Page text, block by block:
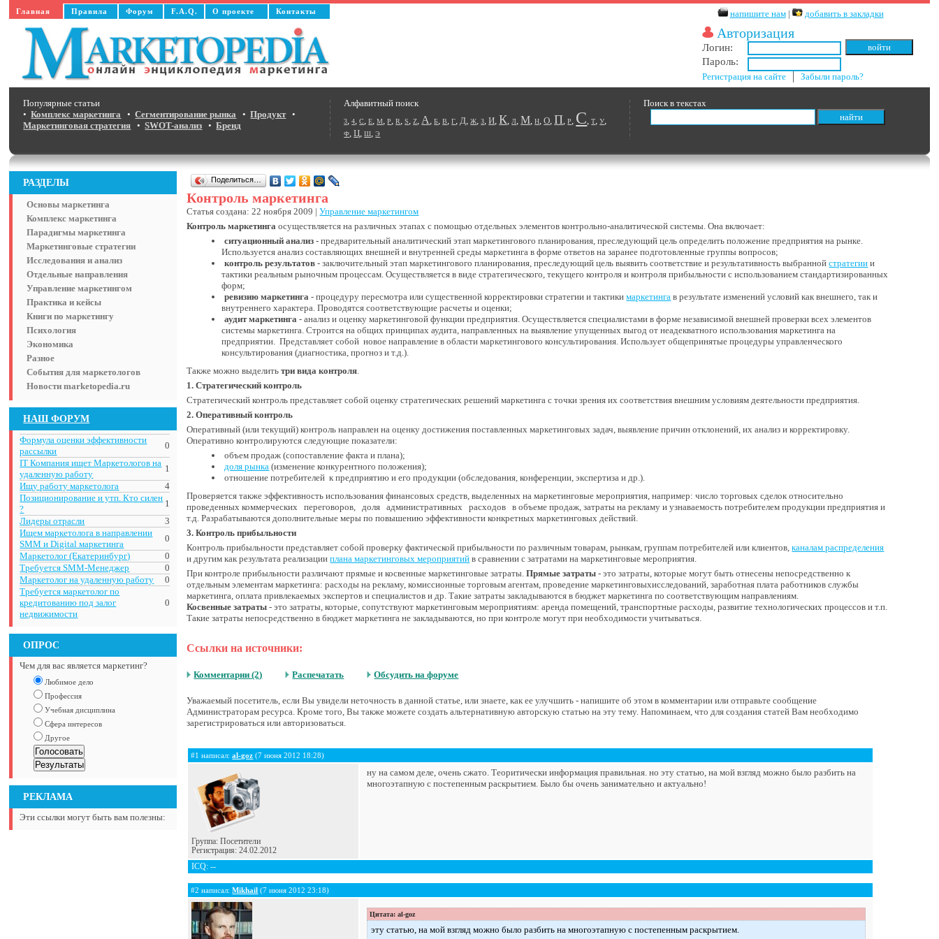
Главная Правила Форум F.A.Q. О проекте Контакты напишите нам| добавить в закладки
Авторизация
Логин:
Пароль:
Регистрация на сайте │Забыли пароль?
Поиск в текстах
Алфавитный поиск
3,4,C,E,M,P,R,S,Z,А,Б,В,Г,Д,Ж,З,И,К,Л,М,Н,О,П,Р, С,Т,У,
Ф,Ц,Ш,Э
Популярные статьи
•Комплекс маркетинга •Сегментирование рынка •Продукт•
Маркетинговая стратегия •SWOT-анализ •Бренд
РАЗДЕЛЫ
Основы маркетинга
Комплекс маркетинга
Парадигмы маркетинга
Маркетинговые стратегии
Исследования и анализ
Отдельные направления
Управление маркетингом
Практика и кейсы
Книги по маркетингу
Психология
Экономика
Разное
События для маркетологов
Новости marketopedia.ru
НАШ ФОРУМ
Формула оценки эффективности
рассылки
0
IT Компания ищет Маркетологов на
удаленную работу
1
Ищу работу маркетолога
4
Позиционирование и утп. Кто силен
?
1
Лидеры отрасли
3
Ищем маркетолога в направлении
SMM и Digital маркетинга
0
Маркетолог (Екатеринбург)
0
Требуется SMM-Менеджер
0
Маркетолог на удаленную работу
0
Требуется маркетолог по
кредитованию под залог
недвижимости
0
ОПРОС
Чем для вас является маркетинг?
Любимое дело
Профессия
Учебная дисциплина
Сфера интересов
Другое
РЕКЛАМА
Эти ссылки могут быть вам полезны:
Поделиться…
Контроль маркетинга
Статья создана: 22 ноября 2009 |Управление маркетингом
Контроль маркетинга осуществляется на различных этапах с помощью отдельных элементов контрольно-аналитической системы. Она включает:
ситуационный анализ - предварительный аналитический этап маркетингового планирования, преследующий цель определить положение предприятия на рынке.
Используется анализ составляющих внешней и внутренней среды маркетинга в форме ответов на заранее подготовленные группы вопросов;
контроль результатов - заключительный этап маркетингового планирования, преследующий цель выявить соответствие и результативность выбраннойстратегии и
тактики реальным рыночным процессам. Осуществляется в виде стратегического, текущего контроля и контроля прибыльности с использованием стандартизированных
форм;
ревизию маркетинга - процедуру пересмотра или существенной корректировки стратегии и тактикимаркетинга в результате изменений условий как внешнего, так и
внутреннего характера. Проводятся соответствующие расчеты и оценки;
аудит маркетинга - анализ и оценку маркетинговой функции предприятия. Осуществляется специалистами в форме независимой внешней проверки всех элементов
системы маркетинга. Строится на общих принципах аудита, направленных на выявление упущенных выгод от неадекватного использования маркетинга на
предприятии. Представляет собой новое направление в области маркетингового консультирования. Использует общепринятые процедуры управленческого
консультирования (диагностика, прогноз и т.д.).
Также можно выделитьтри вида контроля.
1. Стратегический контроль
Стратегический контроль представляет собой оценку стратегических решений маркетинга с точки зрения их соответствия внешним условиям деятельности предприятия.
2. Оперативный контроль
Оперативный (или текущий) контроль направлен на оценку достижения поставленных маркетинговых задач, выявление причин отклонений, их анализ и корректировку.
Оперативно контролируются следующие показатели:
объем продаж (сопоставление факта и плана);
доля рынка (изменение конкурентного положения);
отношение потребителей к предприятию и его продукции (обследования, конференции, экспертиза и др.).
Проверяется также эффективность использования финансовых средств, выделенных на маркетинговые мероприятия, например: число торговых сделок относительно
проведенных коммерческих переговоров, доля административных расходов в объеме продаж, затраты на рекламу и узнаваемость потребителем продукции предприятия и
т.д. Разрабатываются дополнительные меры по повышению эффективности конкретных маркетинговых действий.
3. Контроль прибыльности
Контроль прибыльности представляет собой проверку фактической прибыльности по различным товарам, рынкам, группам потребителей или клиентов,каналам распределения
и другим как результата реализацииплана маркетинговых мероприятий в сравнении с затратами на маркетинговые мероприятия.
При контроле прибыльности различают прямые и косвенные маркетинговые затраты.Прямые затраты - это затраты, которые могут быть отнесены непосредственно к
отдельным элементам маркетинга: расходы на рекламу, комиссионные торговым агентам, проведение маркетинговыхисследований, заработная плата работников службы
маркетинга, оплата привлекаемых экспертов и специалистов и др. Такие затраты закладываются в бюджет маркетинга по соответствующим направлениям.
Косвенные затраты - это затраты, которые, сопутствуют маркетинговым мероприятиям: аренда помещений, транспортные расходы, развитие технологических процессов и т.п.
Такие затраты непосредственно в бюджет маркетинга не закладываются, но при контроле могут при необходимости учитываться.
Ссылки на источники:
Комментарии (2) Распечатать Обсудить на форуме
Уважаемый посетитель, если Вы увидели неточность в данной статье, или знаете, как ее улучшить - напишите об этом в комментарии или отправьте сообщение
Администраторам ресурса. Кроме того, Вы также можете создать альтернативную авторскую статью на эту тему. Напоминаем, что для создания статей Вам необходимо
зарегистрироваться или авторизоваться.
#1 написал:al-goz (7 июня 2012 18:28)
Группа: Посетители
Регистрация: 24.02.2012
ну на самом деле, очень сжато. Теоритически информация правильная. но эту статью, на мой взгляд можно было разбить на
многоэтапную с постепенным раскрытием. Было бы очень занимательно и актуально!
ICQ: --
#2 написал:Mikhail (7 июня 2012 23:18)
Цитата: al-goz
эту статью, на мой взгляд можно было разбить на многоэтапную с постепенным раскрытием.